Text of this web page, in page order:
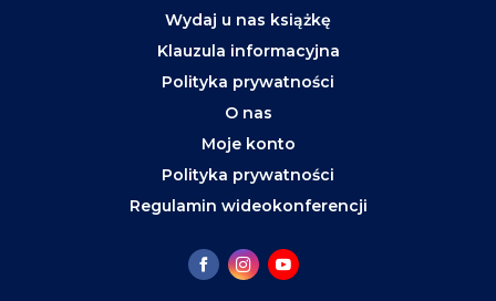
Wydaj u nas książkę
Klauzula informacyjna
Polityka prywatności
O nas
Moje konto
Polityka prywatności
Regulamin wideokonferencji